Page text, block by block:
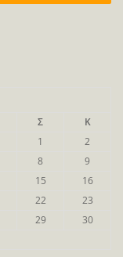
Σ
Κ
1
2
8
9
15
16
22
23
29
30